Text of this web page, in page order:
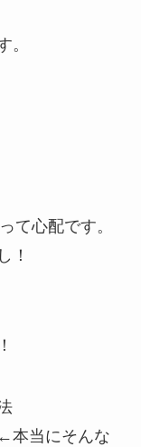
。
て心配です。
！
←本当にそんな